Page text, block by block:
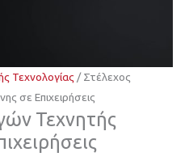
Τεχνολογίας / Στέλεχος
σε Επιχειρήσεις
Τεχνητής